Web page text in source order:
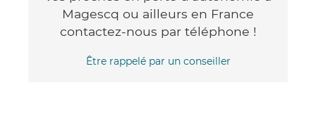
Magescq ou ailleurs en France
contactez-nous par téléphone !
Être rappelé par un conseiller